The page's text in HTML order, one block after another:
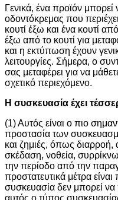
Γενικά, ένα προϊόν
οδοντόκρεμας που
κουτί έξω και ένα κουτί
έξω από το κουτί για
και η εκτύπωση έχουν
λειτουργίες. Σήμερα, ο
σας μεταφέρει για να
σχετικό περιεχόμενο.
Η συσκευασία έχει
(1) Αυτός είναι ο πιο
προστασία των
και ζημιές, όπως
σκέδαση, νοθεία,
την περίοδο από την
προστατευτικά μέτρα
συσκευασία δεν μπορεί να
αυτός ο τύπος